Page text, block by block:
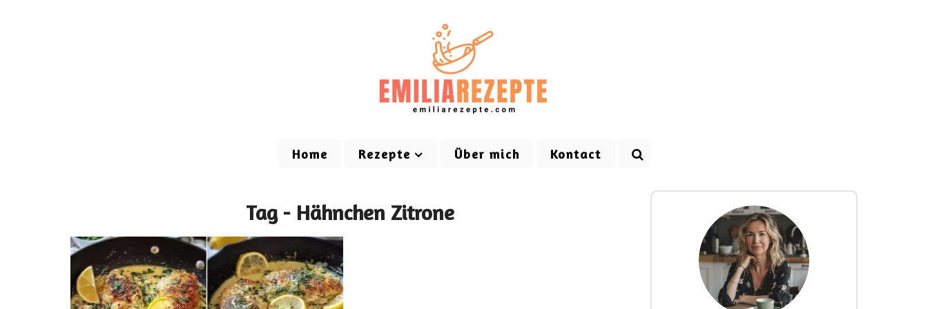
Home Rezepte Über mich Kontact
Tag - Hähnchen Zitrone